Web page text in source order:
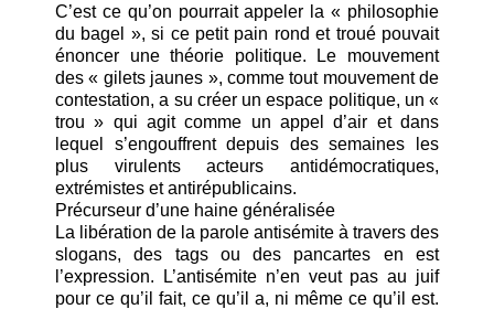
C’est ce qu’on pourrait appeler la « philosophie
du bagel », si ce petit pain rond et troué pouvait
énoncer une théorie politique. Le mouvement
des « gilets jaunes », comme tout mouvement de
contestation, a su créer un espace politique, un «
trou » qui agit comme un appel d’air et dans
lequel s’engouffrent depuis des semaines les
plus virulents acteurs antidémocratiques,
extrémistes et antirépublicains.
Précurseur d’une haine généralisée
La libération de la parole antisémite à travers des
slogans, des tags ou des pancartes en est
l’expression. L’antisémite n’en veut pas au juif
pour ce qu’il fait, ce qu’il a, ni même ce qu’il est.